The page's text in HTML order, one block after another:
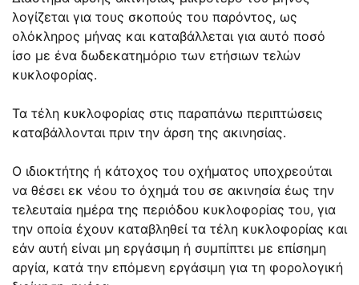
λογίζεται για τους σκοπούς του παρόντος, ως
ολόκληρος μήνας και καταβάλλεται για αυτό ποσό
ίσο με ένα δωδεκατημόριο των ετήσιων τελών
κυκλοφορίας.
Τα τέλη κυκλοφορίας στις παραπάνω περιπτώσεις
καταβάλλονται πριν την άρση της ακινησίας.
Ο ιδιοκτήτης ή κάτοχος του οχήματος υποχρεούται
να θέσει εκ νέου το όχημά του σε ακινησία έως την
τελευταία ημέρα της περιόδου κυκλοφορίας του, για
την οποία έχουν καταβληθεί τα τέλη κυκλοφορίας και
εάν αυτή είναι μη εργάσιμη ή συμπίπτει με επίσημη
αργία, κατά την επόμενη εργάσιμη για τη φορολογική